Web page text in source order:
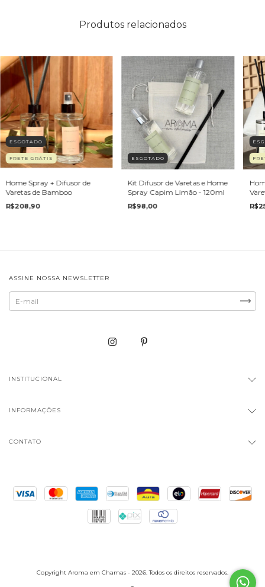
Produtos relacionados
ESGOTADO
FRETE GRÁTIS
Home Spray + Difusor de
Varetas de Bamboo
R$208,90
ESGOTADO
Kit Difusor de Varetas e Home
Spray Capim Limão - 120ml
R$98,00
ASSINE NOSSA NEWSLETTER
INSTITUCIONAL
INFORMAÇÕES
CONTATO
Copyright Aroma em Chamas - 2026. Todos os direitos reservados.